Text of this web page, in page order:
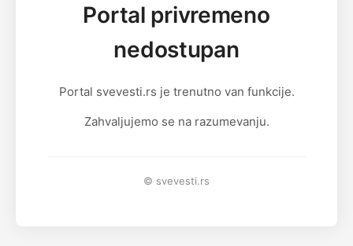
Portal privremeno
nedostupan
Portal svevesti.rs je trenutno van funkcije.
Zahvaljujemo se na razumevanju.
© svevesti.rs